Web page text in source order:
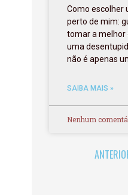
Como escolher
perto de mim:
tomar a melhor
uma
não é apenas
SAIBA MAIS »
Nenhum